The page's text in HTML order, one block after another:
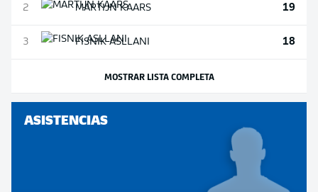
2 MARTIJNKAARS 19
3 FISNIKASLLANI 18
MOSTRAR LISTA COMPLETA
ASISTENCIAS